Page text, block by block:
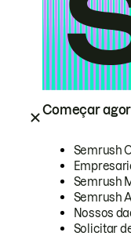
Começar
Semrush
Semrush
Semrush
Nossos
Solicitar